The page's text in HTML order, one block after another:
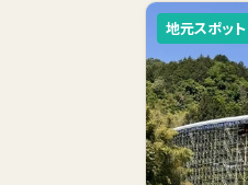
地元スポット